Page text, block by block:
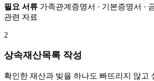
필요 서류 가족관계증명서 · 기본증명서 ·
관련 자료
2
상속재산목록 작성
확인한 재산과 빚을 하나도 빠뜨리지 않고